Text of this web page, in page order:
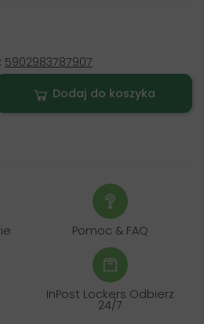
5902983787907
Dodaj do koszyka
Pomoc & FAQ
InPost Lockers Odbierz
24/7